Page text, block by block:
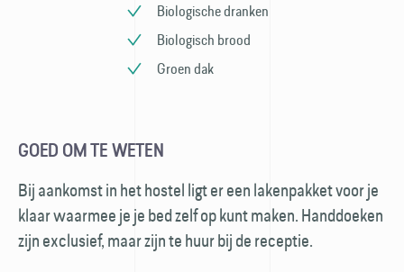
Biologische dranken
Biologisch brood
Groen dak
GOED OM TE WETEN
Bij aankomst in het hostel ligt er een laken­pakket voor je
klaar waarmee je je bed zelf op kunt maken. Hand­doeken
zijn exclusief, maar zijn te huur bij de receptie.